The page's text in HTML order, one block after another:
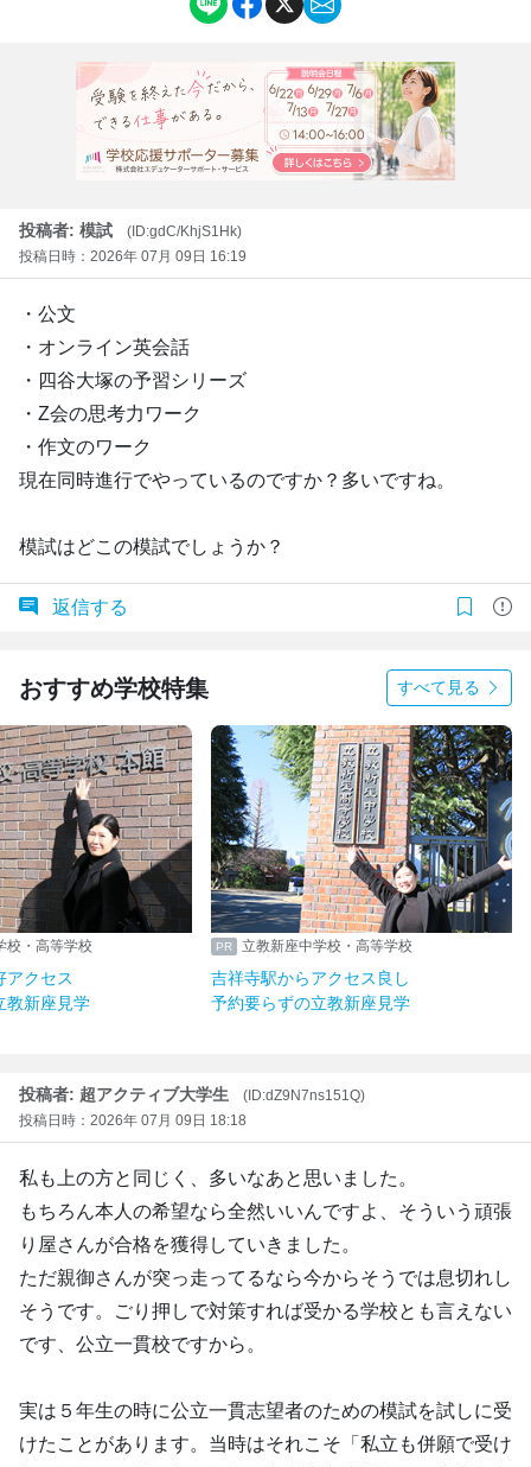
投稿者: 模試
(ID:gdC/KhjS1Hk)
投稿日時：2026年 07月 09日 16:19
・公文
・オンライン英会話
・四谷大塚の予習シリーズ
・Z会の思考力ワーク
・作文のワーク
現在同時進行でやっているのですか？多いですね。
模試はどこの模試でしょうか？
返信する
おすすめ学校特集 すべて見る
校・高等学校
アクセス
教新座見学
立教新座中学校・高等学校
吉祥寺駅からアクセス良し
予約要らずの立教新座見学
投稿者: 超アクティブ大学生
(ID:dZ9N7ns151Q)
投稿日時：2026年 07月 09日 18:18
私も上の方と同じく、多いなあと思いました。
もちろん本人の希望なら全然いいんですよ、そういう頑張
り屋さんが合格を獲得していきました。
ただ親御さんが突っ走ってるなら今からそうでは息切れし
そうです。ごり押しで対策すれば受かる学校とも言えない
です、公立一貫校ですから。
実は５年生の時に公立一貫志望者のための模試を試しに受
けたことがあります。当時はそれこそ「私立も併願で受け